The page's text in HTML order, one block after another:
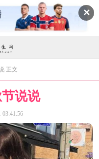
✕
正文
说说
03:41:56